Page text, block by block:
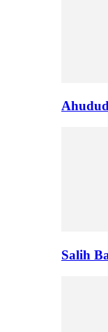
Salih